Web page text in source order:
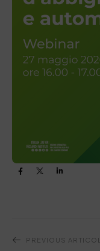
PREVIOUS